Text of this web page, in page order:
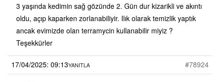
3 yaşında kedimin sağ gözünde 2. Gün dur kizarikli ve akıntı
oldu, açıp kaparken zorlanabiliyir. Ilık olarak temizlik yaptık
ancak evimizde olan terramycin kullanabilir miyiz ?
Teşekkürler
17/04/2025: 09:13 #78924
YANITLA